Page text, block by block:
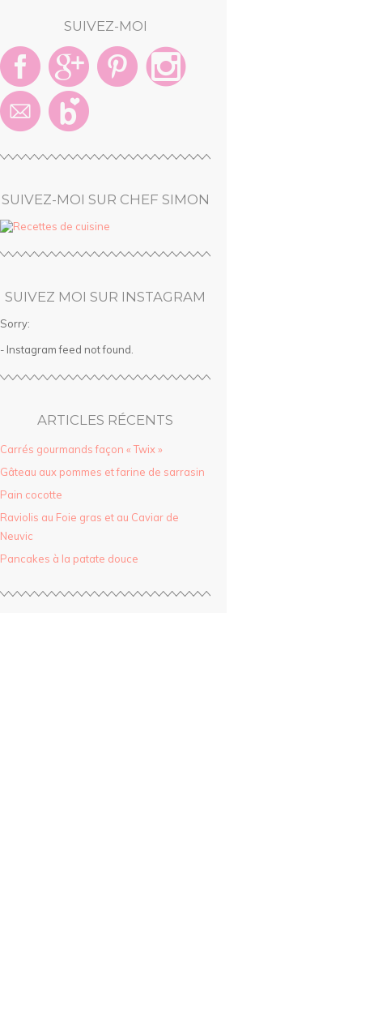
SUIVEZ-MOI
SUIVEZ-MOI SUR CHEF SIMON
SUIVEZ MOI SUR INSTAGRAM
Sorry:
- Instagram feed not found.
ARTICLES RÉCENTS
Carrés gourmands façon « Twix »
Gâteau aux pommes et farine de sarrasin
Pain cocotte
Raviolis au Foie gras et au Caviar de
Neuvic
Pancakes à la patate douce